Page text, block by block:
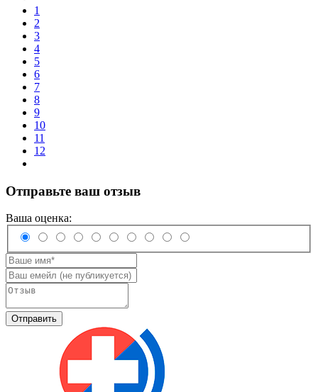
1
2
3
4
5
6
7
8
9
10
11
12
Отправьте ваш отзыв
Ваша оценка:
Отправить